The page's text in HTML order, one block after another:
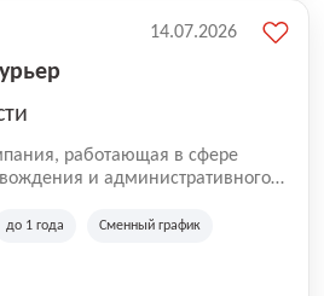
работающая в сфере
и административного
Петербурге и
до 1 года Сменный график
14.07.2026